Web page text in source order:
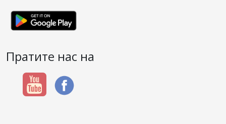
Пратите нас на